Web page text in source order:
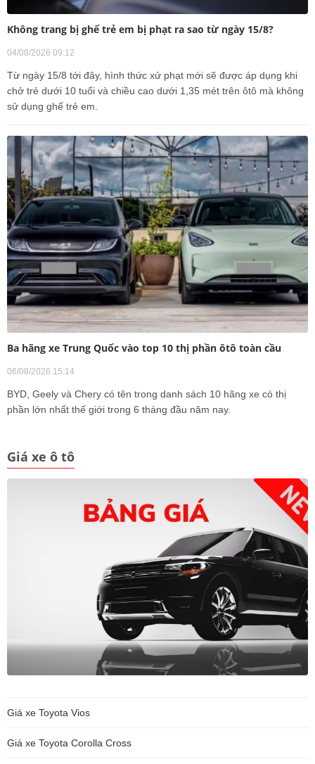
Không trang bị ghế trẻ em bị phạt ra sao từ ngày 15/8?
04/08/2026 09:12
Từ ngày 15/8 tới đây, hình thức xử phạt mới sẽ được áp dụng khi
chở trẻ dưới 10 tuổi và chiều cao dưới 1,35 mét trên ôtô mà không
sử dụng ghế trẻ em.
Ba hãng xe Trung Quốc vào top 10 thị phần ôtô toàn cầu
06/08/2026 15:14
BYD, Geely và Chery có tên trong danh sách 10 hãng xe có thị
phần lớn nhất thế giới trong 6 tháng đầu năm nay.
Giá xe ô tô
Giá xe Toyota Vios
Giá xe Toyota Corolla Cross